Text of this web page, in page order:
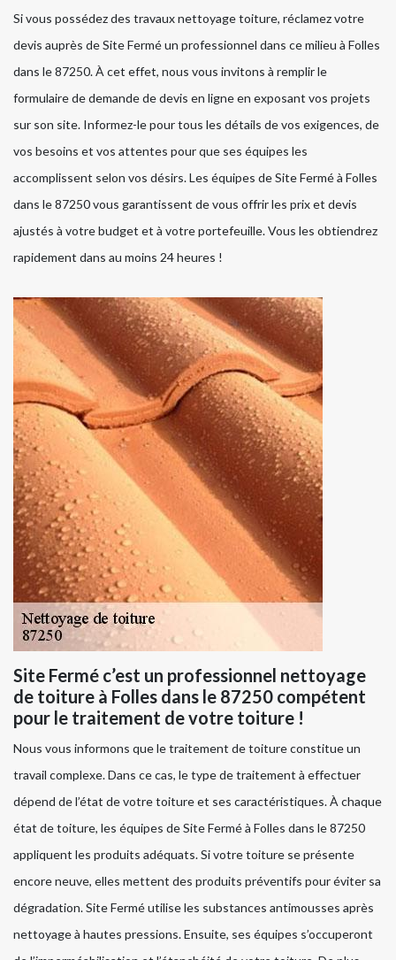
Si vous possédez des travaux nettoyage toiture, réclamez votre
devis auprès de Site Fermé un professionnel dans ce milieu à Folles
dans le 87250. À cet effet, nous vous invitons à remplir le
formulaire de demande de devis en ligne en exposant vos projets
sur son site. Informez-le pour tous les détails de vos exigences, de
vos besoins et vos attentes pour que ses équipes les
accomplissent selon vos désirs. Les équipes de Site Fermé à Folles
dans le 87250 vous garantissent de vous offrir les prix et devis
ajustés à votre budget et à votre portefeuille. Vous les obtiendrez
rapidement dans au moins 24 heures !
Site Fermé c’est un professionnel nettoyage
de toiture à Folles dans le 87250 compétent
pour le traitement de votre toiture !
Nous vous informons que le traitement de toiture constitue un
travail complexe. Dans ce cas, le type de traitement à effectuer
dépend de l’état de votre toiture et ses caractéristiques. À chaque
état de toiture, les équipes de Site Fermé à Folles dans le 87250
appliquent les produits adéquats. Si votre toiture se présente
encore neuve, elles mettent des produits préventifs pour éviter sa
dégradation. Site Fermé utilise les substances antimousses après
nettoyage à hautes pressions. Ensuite, ses équipes s’occuperont